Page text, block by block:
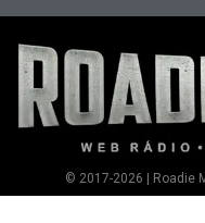
© 2017-2026 | Roadie